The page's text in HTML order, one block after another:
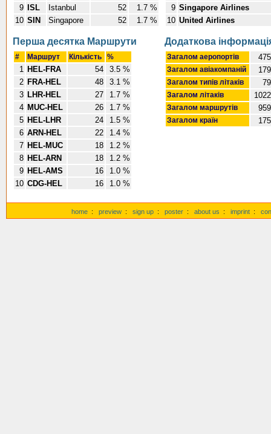
9
ISL Istanbul 52
1.7 %
10 SIN Singapore 52 1.7 %
9 Singapore Airlines
10 United Airlines
Перша десятка Маршрути
# Маршрут Кількість %
1 HEL-FRA 54
3.5 %
2 FRA-HEL 48
3.1 %
3 LHR-HEL 27
1.7 %
4 MUC-HEL 26
1.7 %
5 HEL-LHR 24
1.5 %
6 ARN-HEL 22
1.4 %
7 HEL-MUC 18
1.2 %
8 HEL-ARN 18
1.2 %
9 HEL-AMS 16
1.0 %
10 CDG-HEL 16 1.0 %
Додаткова
Загалом аеропортів 475
Загалом авіакомпаній 179
Загалом типів літаків 79
Загалом літаків 1022
Загалом маршрутів 959
Загалом країн 175
home : preview : sign up : poster : about us : imprint :